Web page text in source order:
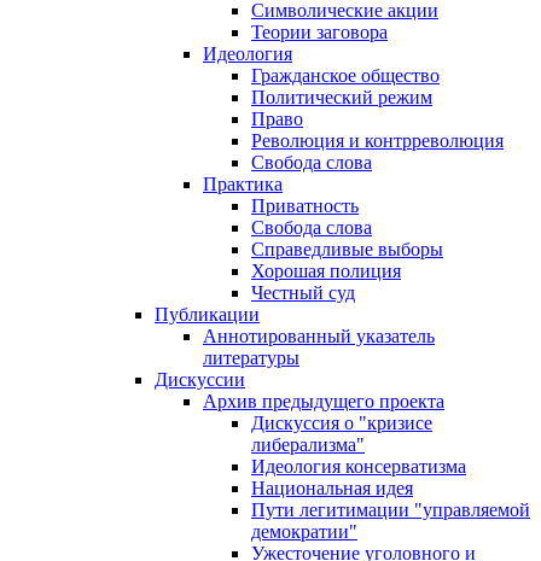
Символические акции
Теории заговора
Идеология
Гражданское общество
Политический режим
Право
Революция и контрреволюция
Свобода слова
Практика
Приватность
Свобода слова
Справедливые выборы
Хорошая полиция
Честный суд
Публикации
Аннотированный указатель
литературы
Дискуссии
Архив предыдущего проекта
Дискуссия о "кризисе
либерализма"
Идеология консерватизма
Национальная идея
Пути легитимации "управляемой
демократии"
Ужесточение уголовного и